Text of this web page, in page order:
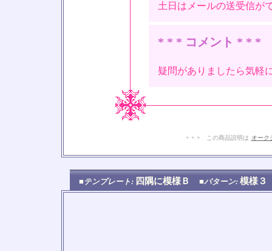
土日はメールの送受信が
* * * コメント * * *
疑問がありましたら気軽
+ + + この商品説明は オーク
■テンプレート: 四隅に模様Ｂ ■パターン: 模様